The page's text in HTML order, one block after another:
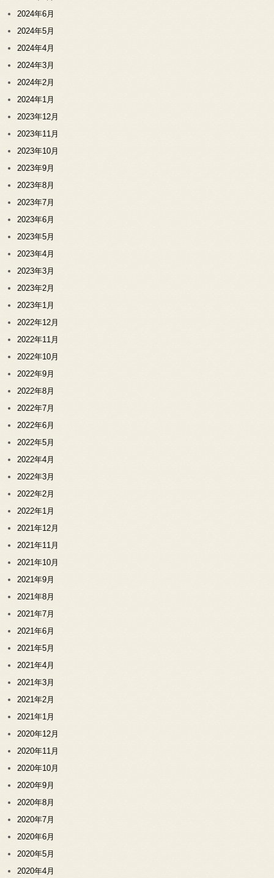
2024年6月
2024年5月
2024年4月
2024年3月
2024年2月
2024年1月
2023年12月
2023年11月
2023年10月
2023年9月
2023年8月
2023年7月
2023年6月
2023年5月
2023年4月
2023年3月
2023年2月
2023年1月
2022年12月
2022年11月
2022年10月
2022年9月
2022年8月
2022年7月
2022年6月
2022年5月
2022年4月
2022年3月
2022年2月
2022年1月
2021年12月
2021年11月
2021年10月
2021年9月
2021年8月
2021年7月
2021年6月
2021年5月
2021年4月
2021年3月
2021年2月
2021年1月
2020年12月
2020年11月
2020年10月
2020年9月
2020年8月
2020年7月
2020年6月
2020年5月
2020年4月